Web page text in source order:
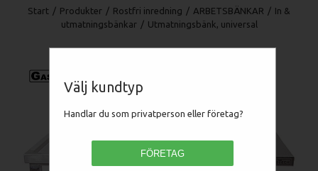
Välj kundtyp
Handlar du som privatperson eller företag?
FÖRETAG
Start / Produkter / Rostfri inredning / ARBETSBÄNKAR / In &
utmatningsbänkar / Utmatningsbänk, universal